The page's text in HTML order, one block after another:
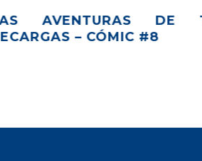
ACTUALIZACIÓN DE
14.5: IMPACTO EN EL
DIGITAL Y LAS